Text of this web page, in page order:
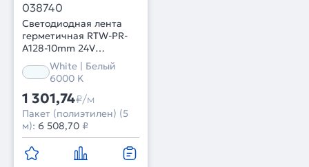
038740
Светодиодная лента
герметичная RTW-PR-
A128-10mm 24V
White6000 (9.6 W/m,
IP66, 2835, 5m) (Arlight,
высок.эфф.150 лм/Вт)
White | Белый
6000 K
1 301,74₽/м
Пакет (полиэтилен) (5
м): 6 508,70 ₽